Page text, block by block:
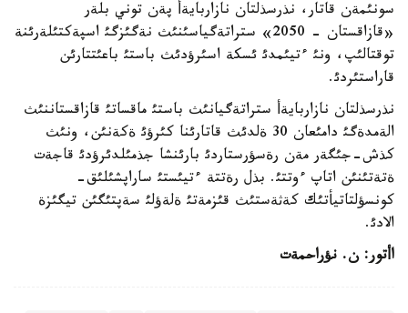
سونئمةن قاتار، نذرسذلتان نازاربايةأ پةن توني بلةر
«قازاقستان - 2050» ستراتةگياسئنئث نةگئزگئ اسپةكتئلةرئنة
توقتالئپ، ونئ ءتيئمدئ ئسكة اسئرؤدئث باستئ باعئتتارئن
قاراستئردئ.
نذرسذلتان نازاربايةأ ستراتةگيانئث باستئ ماقساتئ قازاقستاننئث
الةمدةگئ دامئعان 30 ةلدئث قاتارئنا كئرؤئ ةكةنئن، ونئث
كذش-جئگةر مةن رةسؤرستاردئ بارئنشا جذمئلدئرؤدئ قاجةت
ةتةتئنئن اتاپ ءوتتئ. بذل رةتتة ءتيئستئ ساراپشئلئق-
كونسؤلتاتيأتئك كةثةستئث قئزمةتئ ةلةؤلئ سةپتئگئن تيگئزة
الادئ.
اأتور:ن. نؤراحمةت